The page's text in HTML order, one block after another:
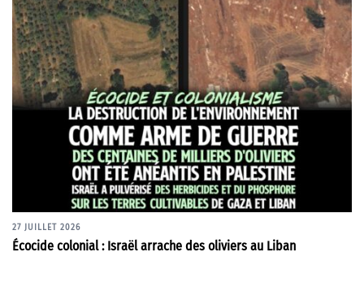
27 JUILLET 2026
Écocide colonial : Israël arrache des oliviers au Liban